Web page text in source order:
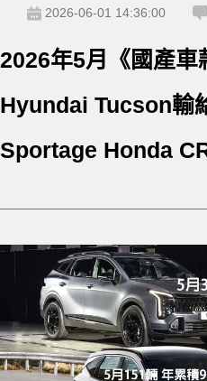
2026-06-01 14:36:00
2026年5月《國產車
Hyundai Tucson輸
Sportage Honda